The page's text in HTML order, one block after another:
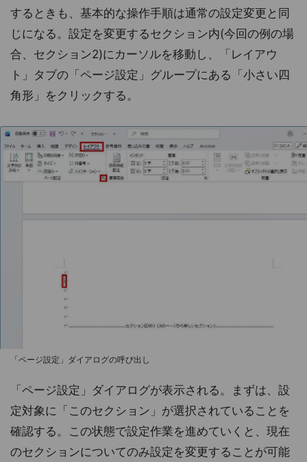
するときも、基本的な操作手順は通常の設定変更と同
じになる。設定を変更するセクション内(今回の例の場
合、セクション2)にカーソルを移動し、「レイアウ
ト」タブの「ページ設定」グループにある「小さい四
角形」をクリックする。
「ページ設定」ダイアログの呼び出し
「ページ設定」ダイアログが表示される。まずは、設
定対象に「このセクション」が選択されていることを
確認する。この状態で設定作業を進めていくと、現在
のセクションについてのみ設定を変更することが可能